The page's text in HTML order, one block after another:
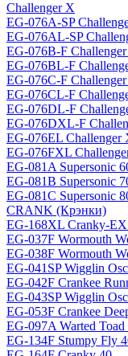
Challenger X
EG-076A-SP
EG-076AL-SP
EG-076B-F
EG-076BL-F
EG-076C-F
EG-076CL-F
EG-076DL-F
EG-076DXL-F
EG-076EL Challenger
EG-076FXL
EG-081A Supersonic
EG-081B Supersonic
EG-081C Supersonic
CRANK (Крэнки)
EG-168XL Cranky-EX
EG-037F Wormouth
EG-038F Wormouth
EG-041SP Wigglin
EG-042F Crankee
EG-043SP Wigglin
EG-053F Crankee
EG-097A Warted Toad
EG-134F Stumpy Fly